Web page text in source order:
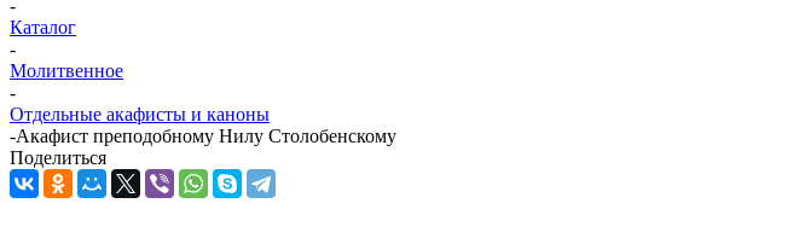
-
Каталог
-
Молитвенное
-
Отдельные акафисты и каноны
-Акафист преподобному Нилу Столобенскому
Поделиться